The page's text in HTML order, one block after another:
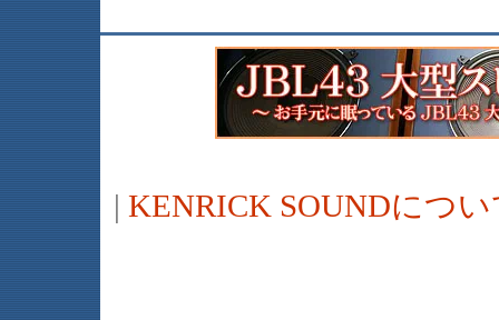
| KENRICK SOUNDにつ